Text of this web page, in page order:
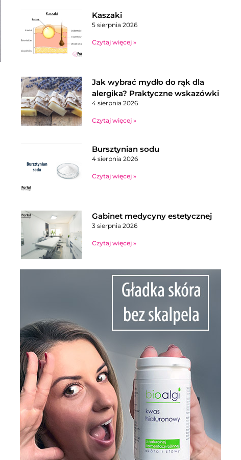
Kaszaki
5 sierpnia 2026
Czytaj więcej »
Jak wybrać mydło do rąk dla
alergika? Praktyczne wskazówki
4 sierpnia 2026
Czytaj więcej »
Bursztynian sodu
4 sierpnia 2026
Czytaj więcej »
Gabinet medycyny estetycznej
3 sierpnia 2026
Czytaj więcej »